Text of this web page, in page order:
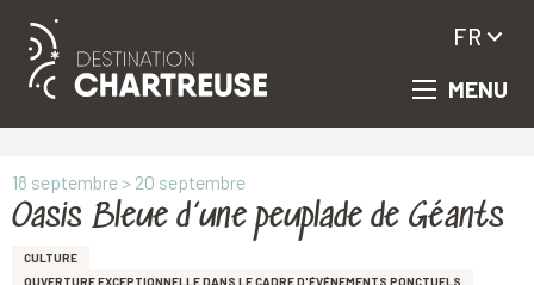
Aller
principal
MENU
FR
18 septembre > 20 septembre
Oasis Bleue d’une peuplade de Géants
CULTURE
OUVERTURE EXCEPTIONNELLE DANS LE CADRE D'ÉVÉNEMENTS PONCTUELS